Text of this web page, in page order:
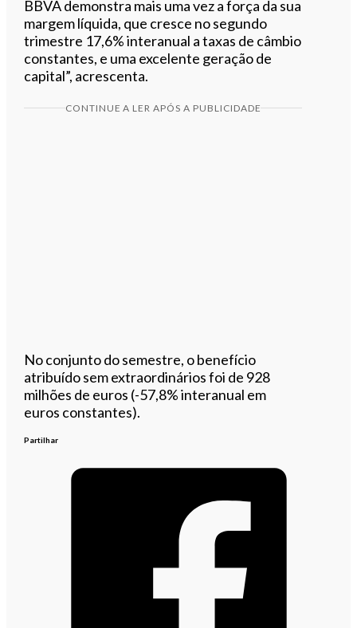
BBVA demonstra mais uma vez a força da sua
margem líquida, que cresce no segundo
trimestre 17,6% interanual a taxas de câmbio
constantes, e uma excelente geração de
capital”, acrescenta.
CONTINUE A LER APÓS A PUBLICIDADE
No conjunto do semestre, o benefício
atribuído sem extraordinários foi de 928
milhões de euros (-57,8% interanual em
euros constantes).
Partilhar